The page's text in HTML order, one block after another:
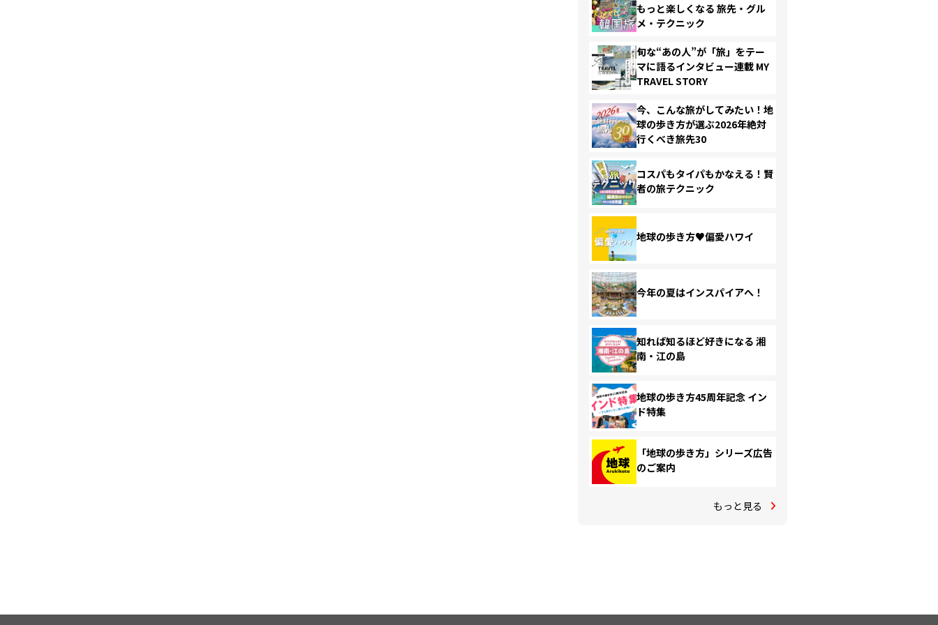
もっと楽しくなる 旅先・グル
メ・テクニック
旬な“あの人”が「旅」をテー
マに語るインタビュー連載 MY
TRAVEL STORY
今、こんな旅がしてみたい！地
球の歩き方が選ぶ2026年絶対
行くべき旅先30
コスパもタイパもかなえる！賢
者の旅テクニック
地球の歩き方♥偏愛ハワイ
今年の夏はインスパイアへ！
知れば知るほど好きになる 湘
南・江の島
地球の歩き方45周年記念 イン
ド特集
「地球の歩き方」シリーズ広告
のご案内
もっと見る